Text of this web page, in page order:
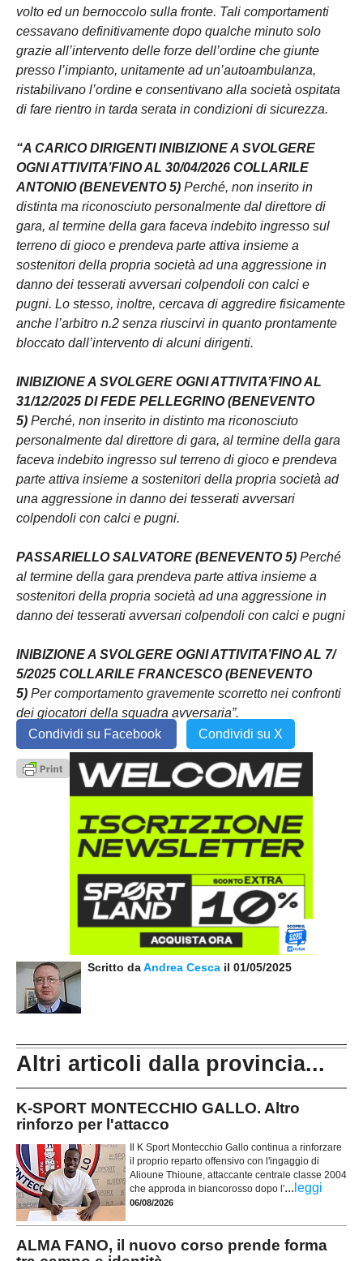
volto ed un bernoccolo sulla fronte. Tali comportamenti
cessavano definitivamente dopo qualche minuto solo
grazie all’intervento delle forze dell’ordine che giunte
presso l’impianto, unitamente ad un’autoambulanza,
ristabilivano l’ordine e consentivano alla società ospitata
di fare rientro in tarda serata in condizioni di sicurezza.
“A CARICO DIRIGENTI INIBIZIONE A SVOLGERE
OGNI ATTIVITA’FINO AL 30/04/2026 COLLARILE
ANTONIO (BENEVENTO 5) Perché, non inserito in
distinta ma riconosciuto personalmente dal direttore di
gara, al termine della gara faceva indebito ingresso sul
terreno di gioco e prendeva parte attiva insieme a
sostenitori della propria società ad una aggressione in
danno dei tesserati avversari colpendoli con calci e
pugni. Lo stesso, inoltre, cercava di aggredire fisicamente
anche l’arbitro n.2 senza riuscirvi in quanto prontamente
bloccato dall’intervento di alcuni dirigenti.
INIBIZIONE A SVOLGERE OGNI ATTIVITA’FINO AL
31/12/2025 DI FEDE PELLEGRINO (BENEVENTO
5) Perché, non inserito in distinto ma riconosciuto
personalmente dal direttore di gara, al termine della gara
faceva indebito ingresso sul terreno di gioco e prendeva
parte attiva insieme a sostenitori della propria società ad
una aggressione in danno dei tesserati avversari
colpendoli con calci e pugni.
PASSARIELLO SALVATORE (BENEVENTO 5) Perché
al termine della gara prendeva parte attiva insieme a
sostenitori della propria società ad una aggressione in
danno dei tesserati avversari colpendoli con calci e pugni
INIBIZIONE A SVOLGERE OGNI ATTIVITA’FINO AL 7/
5/2025 COLLARILE FRANCESCO (BENEVENTO
5) Per comportamento gravemente scorretto nei confronti
dei giocatori della squadra avversaria”.
Condividi su Facebook
Condividi su X
Scritto daAndrea Cesca il 01/05/2025
Altri articoli dalla provincia...
K-SPORT MONTECCHIO GALLO. Altro
rinforzo per l'attacco
Il K Sport Montecchio Gallo continua a rinforzare
il proprio reparto offensivo con l'ingaggio di
Alioune Thioune, attaccante centrale classe 2004
che approda in biancorosso dopo l'... leggi
06/08/2026
ALMA FANO, il nuovo corso prende forma